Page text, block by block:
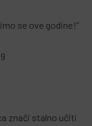
se ove godine!“
znači stalno učiti